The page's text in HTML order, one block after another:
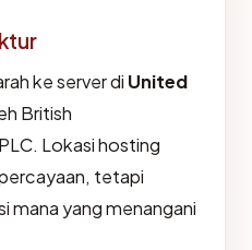
ke server di United
British
Lokasi hosting
tetapi
mana yang menangani